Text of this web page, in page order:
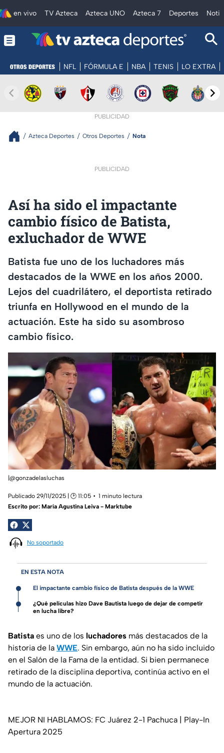
en vivo TV Azteca Azteca UNO Azteca 7 Deportes
NFL FÓRMULA E NBA TENIS LO EXTRA
PUBLICIDAD
Azteca Deportes Otros Deportes Nota
PUBLICIDAD
Así ha sido el impactante
cambio físico de Batista,
exluchador de WWE
Batista fue uno de los luchadores más
destacados de la WWE en los años 2000.
Lejos del cuadrilátero, el deportista retirado
triunfa en Hollywood en el mundo de la
actuación. Este ha sido su asombroso
cambio físico.
|@gonzadelasluchas
Publicado 29/11/2025 | 🕑 11:05
1 minuto lectura
Escrito por: María Agustina Leiva - Marktube
No soportado
EN ESTA NOTA
El impactante cambio físico de Batista después de la WWE
¿Qué películas hizo Dave Bautista luego de dejar de competir
en lucha libre?
Batista es uno de los luchadores más destacados de la
historia de la WWE. Sin embargo, aún no ha sido incluido
en el Salón de la Fama de la entidad. Si bien permanece
retirado de la disciplina deportiva, continúa activo en el
mundo de la actuación.
MEJOR NI HABLAMOS: FC Juárez 2-1 Pachuca | Play-In
Apertura 2025